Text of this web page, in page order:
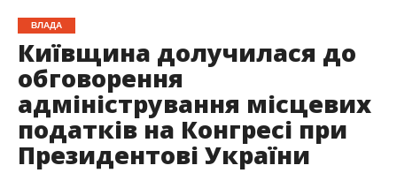
ВЛАДА
Київщина долучилася до
обговорення
адміністрування місцевих
податків на Конгресі при
Президентові України